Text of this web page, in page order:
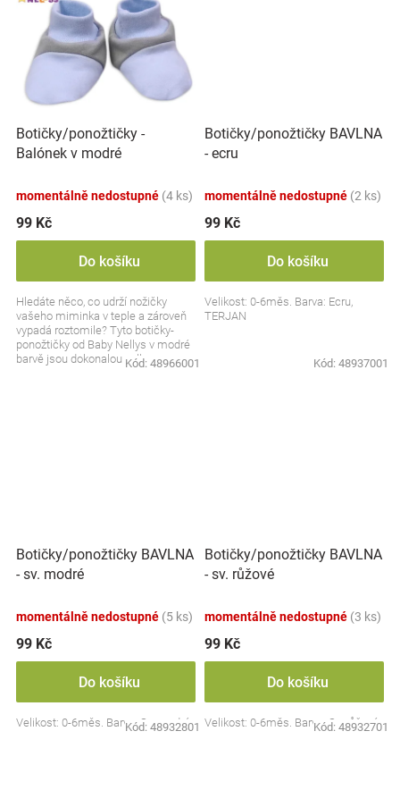
Hračkářství
Přihlášení
Botičky/ponožtičky -
Balónek v modré
momentálně nedostupné (4 ks)
99 Kč
Do košíku
Hledáte něco, co udrží nožičky
vašeho miminka v teple a zároveň
vypadá roztomile? Tyto botičky-
ponožtičky od Baby Nellys v modré
barvě jsou dokonalou volbou.
Kód: 48966001
Botičky/ponožtičky BAVLNA
- ecru
momentálně nedostupné (2 ks)
99 Kč
Do košíku
Velikost: 0-6měs. Barva: Ecru,
TERJAN
Kód: 48937001
Botičky/ponožtičky BAVLNA
- sv. modré
momentálně nedostupné (5 ks)
99 Kč
Do košíku
Velikost: 0-6měs. Barva: Sv. modré
Kód: 48932801
Botičky/ponožtičky BAVLNA
- sv. růžové
momentálně nedostupné (3 ks)
99 Kč
Do košíku
Velikost: 0-6měs. Barva: Sv. růžová
Kód: 48932701